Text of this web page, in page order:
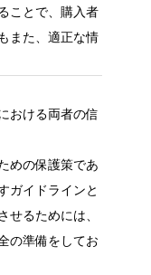
ことで、購入者
また、適正な情
おける両者の信
めの保護策であ
ガイドラインと
せるためには、
の準備をしてお